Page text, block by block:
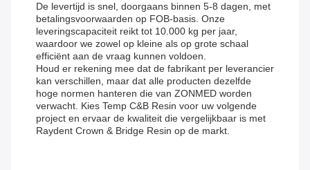
De levertijd is snel, doorgaans binnen 5-8 dagen, met
betalingsvoorwaarden op FOB-basis. Onze
leveringscapaciteit reikt tot 10.000 kg per jaar,
waardoor we zowel op kleine als op grote schaal
efficiënt aan de vraag kunnen voldoen.
Houd er rekening mee dat de fabrikant per leverancier
kan verschillen, maar dat alle producten dezelfde
hoge normen hanteren die van ZONMED worden
verwacht. Kies Temp C&B Resin voor uw volgende
project en ervaar de kwaliteit die vergelijkbaar is met
Raydent Crown & Bridge Resin op de markt.